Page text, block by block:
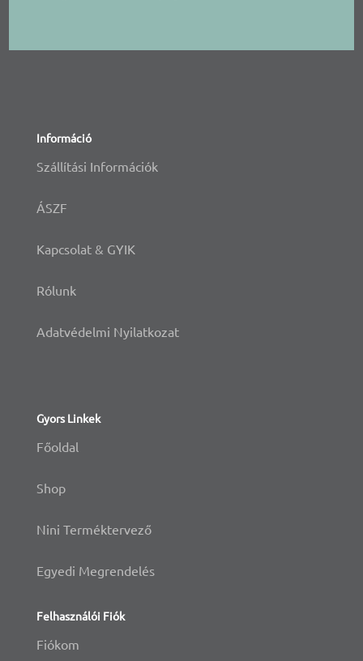
Információ
Szállítási Információk
ÁSZF
Kapcsolat & GYIK
Rólunk
Adatvédelmi Nyilatkozat
Gyors Linkek
Főoldal
Shop
Nini Terméktervező
Egyedi Megrendelés
Felhasználói Fiók
Fiókom